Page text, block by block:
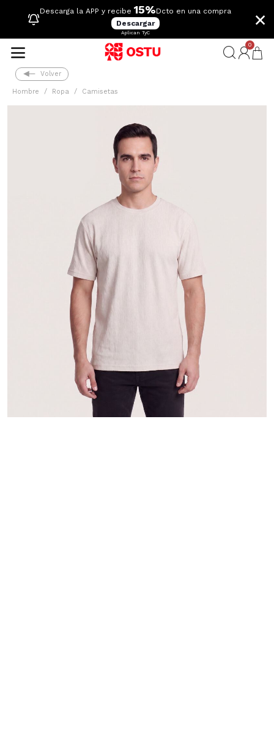
Descarga la APP y recibe 15%Dcto en una compra
Descargar
Aplican TyC
×
0
Volver
Hombre Ropa Camisetas